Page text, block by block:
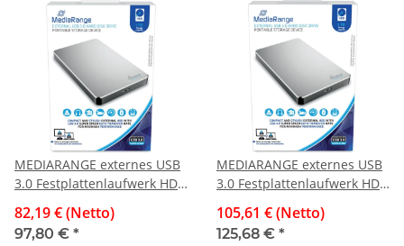
MEDIARANGE externes USB
3.0 Festplattenlaufwerk HDD
82,19 € (Netto)
97,80 € *
MEDIARANGE externes USB
3.0 Festplattenlaufwerk HDD
105,61 € (Netto)
125,68 € *